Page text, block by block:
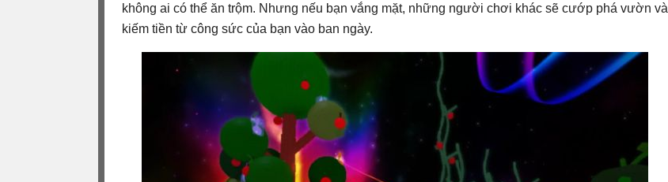
không ai có thể ăn trộm. Nhưng nếu bạn vắng mặt, những người chơi khác sẽ cướp phá vườn và
kiếm tiền từ công sức của bạn vào ban ngày.